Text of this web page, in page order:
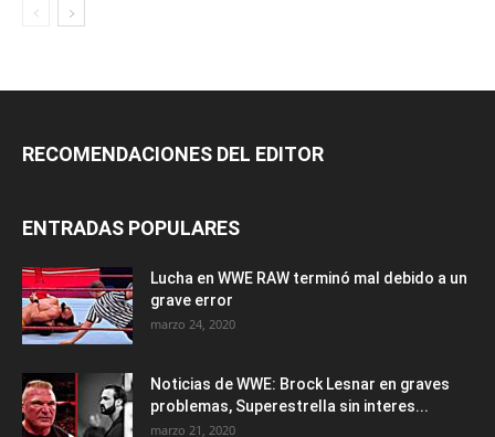
RECOMENDACIONES DEL EDITOR
ENTRADAS POPULARES
Lucha en WWE RAW terminó mal debido a un
grave error
marzo 24, 2020
Noticias de WWE: Brock Lesnar en graves
problemas, Superestrella sin interes...
marzo 21, 2020